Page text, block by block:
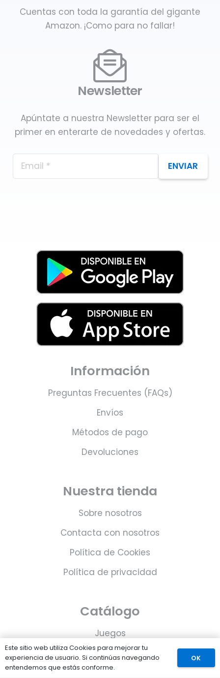
Cuentas con toda la garantía del gigante
Amazon. ¡Como para no fallar!
Newsletter
Apúntate a nuestra Newsletter para ser el
primer en enterarte de novedades y ofertas.
ENVIAR
Información
Preguntas Frecuentes (FAQs)
Envíos
Métodos de pago
Devoluciones
Nuestra tienda
Sobre nosotros
Contacta con nosotros
Política de Cookies
Política de privacidad
Catálogo
Juegos
Consolas
Accesorios para tu PS5
Este sitio web utiliza Cookies para mejorar tu
experiencia de usuario. Si continúas navegando
entendemos que estás conforme.
OK